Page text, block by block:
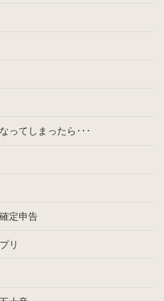
ってしまったら･･･
定申告
リ